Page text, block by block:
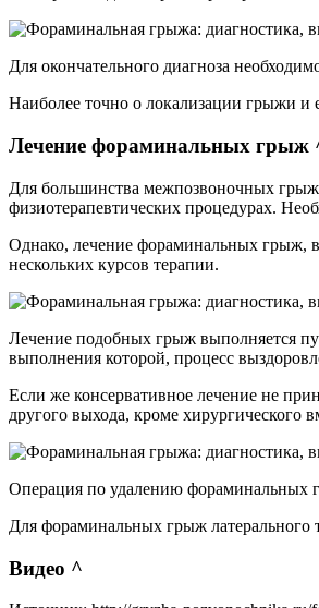
Для окончательного диагноза
Наиболее точно о локализации грыжи и
Лечение фораминальных грыж
Для большинства межпозвоночных
физиотерапевтических процедурах.
Однако, лечение фораминальных грыж,
нескольких курсов терапии.
Лечение подобных грыж выполняется
выполнения которой, процесс
Если же консервативное лечение не
другого выхода, кроме хирургического
Операция по удалению фораминальных
Для фораминальных грыж латерального
Видео ^